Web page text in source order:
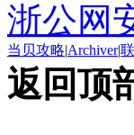
浙公网
当贝攻略|Archiver|
返回顶